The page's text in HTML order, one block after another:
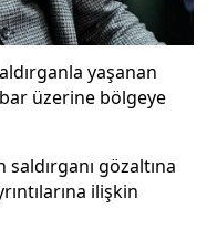
yaşanan
üzerine bölgeye
gözaltına
ilişkin